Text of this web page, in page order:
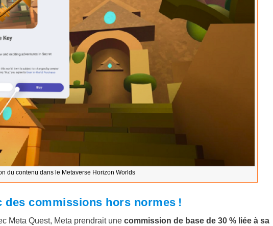
du contenu dans le Metaverse Horizon Worlds
des commissions hors normes !
Meta Quest, Meta prendrait une commission de base de 30 % liée à sa